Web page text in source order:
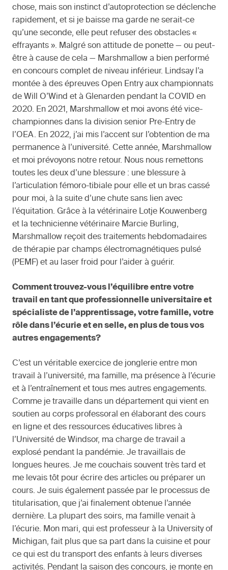
chose, mais son instinct d’autoprotection se déclenche
rapidement, et si je baisse ma garde ne serait-ce
qu’une seconde, elle peut refuser des obstacles «
effrayants ». Malgré son attitude de ponette — ou peut-
être à cause de cela — Marshmallow a bien performé
en concours complet de niveau inférieur. Lindsay l’a
montée à des épreuves Open Entry aux championnats
de Will O’Wind et à Glenarden pendant la COVID en
2020. En 2021, Marshmallow et moi avons été vice-
championnes dans la division senior Pre-Entry de
l’OEA. En 2022, j’ai mis l’accent sur l’obtention de ma
permanence à l’université. Cette année, Marshmallow
et moi prévoyons notre retour. Nous nous remettons
toutes les deux d’une blessure : une blessure à
l’articulation fémoro-tibiale pour elle et un bras cassé
pour moi, à la suite d’une chute sans lien avec
l’équitation. Grâce à la vétérinaire Lotje Kouwenberg
et la technicienne vétérinaire Marcie Burling,
Marshmallow reçoit des traitements hebdomadaires
de thérapie par champs électromagnétiques pulsé
(PEMF) et au laser froid pour l’aider à guérir.
Comment trouvez-vous l’équilibre entre votre
travail en tant que professionnelle universitaire et
spécialiste de l’apprentissage, votre famille, votre
rôle dans l’écurie et en selle, en plus de tous vos
autres engagements?
C’est un véritable exercice de jonglerie entre mon
travail à l’université, ma famille, ma présence à l’écurie
et à l’entraînement et tous mes autres engagements.
Comme je travaille dans un département qui vient en
soutien au corps professoral en élaborant des cours
en ligne et des ressources éducatives libres à
l’Université de Windsor, ma charge de travail a
explosé pendant la pandémie. Je travaillais de
longues heures. Je me couchais souvent très tard et
me levais tôt pour écrire des articles ou préparer un
cours. Je suis également passée par le processus de
titularisation, que j’ai finalement obtenue l’année
dernière. La plupart des soirs, ma famille venait à
l’écurie. Mon mari, qui est professeur à la University of
Michigan, fait plus que sa part dans la cuisine et pour
ce qui est du transport des enfants à leurs diverses
activités. Pendant la saison des concours, je monte en